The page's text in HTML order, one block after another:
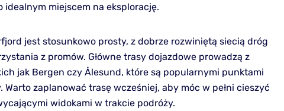
idealnym miejscem na eksplorację.
jest stosunkowo prosty, z dobrze rozwiniętą siecią dróg
z promów. Główne trasy dojazdowe prowadzą z
jak Bergen czy Ålesund, które są popularnymi punktami
zaplanować trasę wcześniej, aby móc w pełni cieszyć
widokami w trakcie podróży.